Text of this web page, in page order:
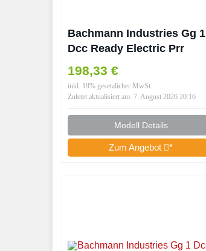
Bachmann Industries Gg 1
Dcc Ready Electric Prr
#4842 N-Scale Locomotive,
Brunswick Green 5 Stripe
198,33 €
inkl. 19% gesetzlicher MwSt.
Zuletzt aktualisiert am: 7. August 2026 20:16
Modell Details
Zum Angebot *